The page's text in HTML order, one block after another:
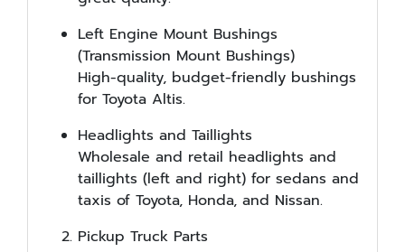
Left Engine Mount Bushings
(Transmission Mount Bushings)
High-quality, budget-friendly bushings
for Toyota Altis.
Headlights and Taillights
Wholesale and retail headlights and
taillights (left and right) for sedans and
taxis of Toyota, Honda, and Nissan.
Pickup Truck Parts